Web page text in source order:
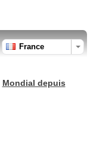
France
Mondial depuis